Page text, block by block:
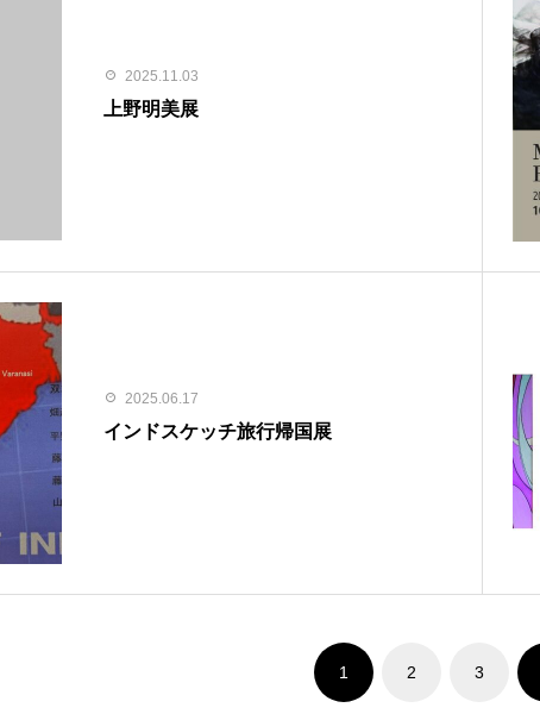
2025.11.03
上野明美展
2025.06.17
インドスケッチ旅行帰国展
1 2 3